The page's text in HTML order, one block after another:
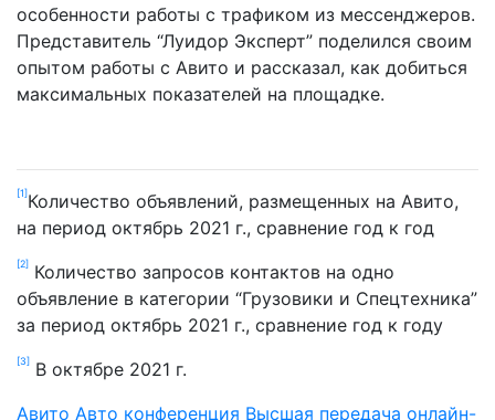
особенности работы с трафиком из мессенджеров.
Представитель “Луидор Эксперт” поделился своим
опытом работы с Авито и рассказал, как добиться
максимальных показателей на площадке.
[1]Количество объявлений, размещенных на Авито,
на период октябрь 2021 г., сравнение год к год
[2] Количество запросов контактов на одно
объявление в категории “Грузовики и Спецтехника”
за период октябрь 2021 г., сравнение год к году
[3] В октябре 2021 г.
Авито Авто конференция Высшая передача онлайн-